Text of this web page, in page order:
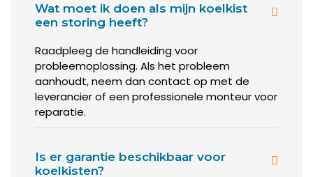
Wat moet ik doen als mijn koelkist
een storing heeft?
Raadpleeg de handleiding voor
probleemoplossing. Als het probleem
aanhoudt, neem dan contact op met de
leverancier of een professionele monteur voor
reparatie.
Is er garantie beschikbaar voor
koelkisten?